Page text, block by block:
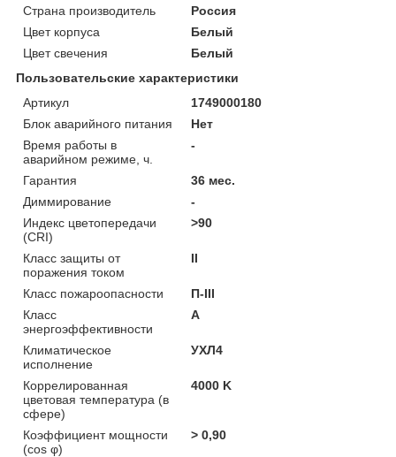
Страна производитель
Россия
Цвет корпуса
Белый
Цвет свечения
Белый
Пользовательские характеристики
Артикул
1749000180
Блок аварийного питания
Нет
Время работы в
аварийном режиме, ч.
-
Гарантия
36 мес.
Диммирование
-
Индекс цветопередачи
(CRI)
>90
Класс защиты от
поражения током
II
Класс пожароопасности
П-ІІІ
Класс
энергоэффективности
A
Климатическое
исполнение
УХЛ4
Коррелированная
цветовая температура (в
сфере)
4000 K
Коэффициент мощности
(cos φ)
> 0,90